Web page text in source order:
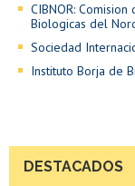
CIBNOR:
Biologicas del
Sociedad
Instituto Borja de
DESTACADOS
CITI: Programa de
Investigación